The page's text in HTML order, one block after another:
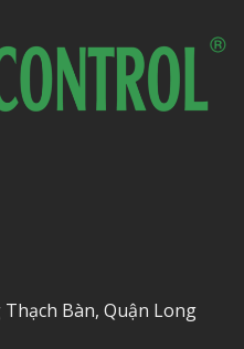
Bàn, Quận Long